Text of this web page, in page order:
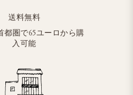
送料無料
都圏で65ユーロから購
入可能